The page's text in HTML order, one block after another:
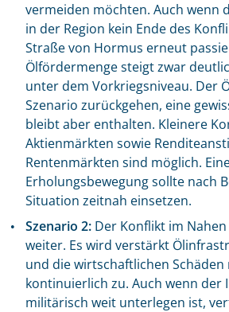
vermeiden möchten. Auch wenn
in der Region kein Ende des
Straße von Hormus erneut
Ölfördermenge steigt zwar
unter dem Vorkriegsniveau. Der
Szenario zurückgehen, eine
bleibt aber enthalten. Kleinere
Aktienmärkten sowie
Rentenmärkten sind möglich.
Erholungsbewegung sollte nach
Situation zeitnah einsetzen.
Szenario 2: Der Konflikt im
weiter. Es wird verstärkt
und die wirtschaftlichen Schäden
kontinuierlich zu. Auch wenn der
militärisch weit unterlegen ist,